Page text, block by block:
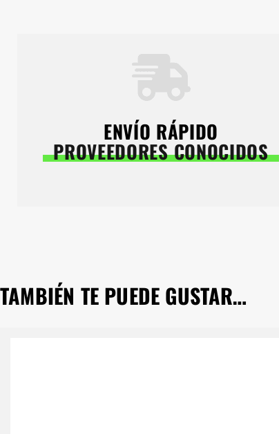
ENVÍO RÁPIDO
PROVEEDORES CONOCIDOS
TAMBIÉN TE PUEDE GUSTAR…